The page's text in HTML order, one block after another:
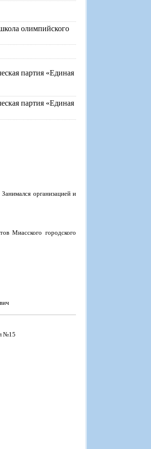
олимпийского
партия «Единая
партия «Единая
организацией и
Миасского городского
№15